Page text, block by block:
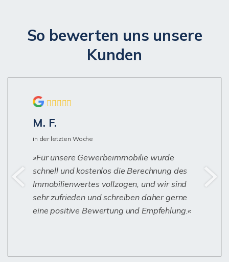
So bewerten uns unsere
Kunden
M. F.
in der letzten Woche
Für unsere Gewerbeimmobilie wurde
schnell und kostenlos die Berechnung des
Immobilienwertes vollzogen, und wir sind
sehr zufrieden und schreiben daher gerne
eine positive Bewertung und Empfehlung.